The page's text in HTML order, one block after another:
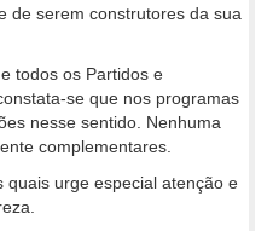
de serem construtores da sua
todos os Partidos e
se que nos programas
nesse sentido. Nenhuma
complementares.
quais urge especial atenção e